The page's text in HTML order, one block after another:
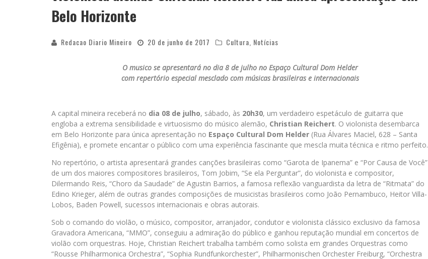
Belo Horizonte
Redacao Diario Mineiro 20 de junho de 2017 Cultura Notícias
O musico se apresentará no dia 8 de julho no Espaço Cultural Dom Helder
com repertório especial mesclado com músicas brasileiras e internacionais
A capital mineira receberá no dia 08 de julho, sábado, às 20h30, um verdadeiro espetáculo de guitarra que
engloba a extrema sensibilidade e virtuosismo do músico alemão, Christian Reichert. O violonista desembarca
em Belo Horizonte para única apresentação no Espaço Cultural Dom Helder (Rua Álvares Maciel, 628 – Santa
Efigênia), e promete encantar o público com uma experiência fascinante que mescla muita técnica e ritmo perfeito.
No repertório, o artista apresentará grandes canções brasileiras como “Garota de Ipanema” e “Por Causa de Você”
de um dos maiores compositores brasileiros, Tom Jobim, “Se ela Perguntar”, do violonista e compositor,
Dilermando Reis, “Choro da Saudade” de Agustin Barrios, a famosa reflexão vanguardista da letra de “Ritmata” do
Edino Krieger, além de outras grandes composições de musicistas brasileiros como João Pernambuco, Heitor Villa-
Lobos, Baden Powell, sucessos internacionais e obras autorais.
Sob o comando do violão, o músico, compositor, arranjador, condutor e violonista clássico exclusivo da famosa
Gravadora Americana, “MMO”, conseguiu a admiração do público e ganhou reputação mundial em concertos de
violão com orquestras. Hoje, Christian Reichert trabalha também como solista em grandes Orquestras como
“Rousse Philharmonica Orchestra”, “Sophia Rundfunkorchester”, Philharmonischen Orchester Freiburg, “Orchestra